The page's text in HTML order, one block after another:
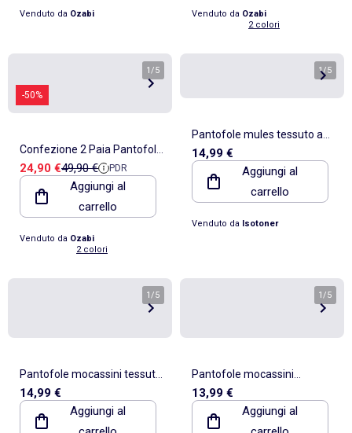
Venduto da Ozabi Venduto da Ozabi
2 colori
-50%
1 /5
Confezione 2 Paia Pantofole
Bambino Paw Patrol
Antiscivolo OZABI
Prezzo di vendita
24,90 €Prezzo di riferimento
49,90 € PDR
Aggiungi al
carrello
Venduto da Ozabi
2 colori
1/5
Pantofole mules tessuto a
riccioli, suola Bloup Extra
bambina Isotoner
14,99 €
Aggiungi al
carrello
Venduto da Isotoner
1 /5
Pantofole mocassini tessuto
a riccioli, suola Bloup Extra
bambina Isotoner
14,99 €
Aggiungi al
1 /5
Pantofole mocassini
microfibra, sostegno
morbido, facile da bambina
13,99 €
Aggiungi al